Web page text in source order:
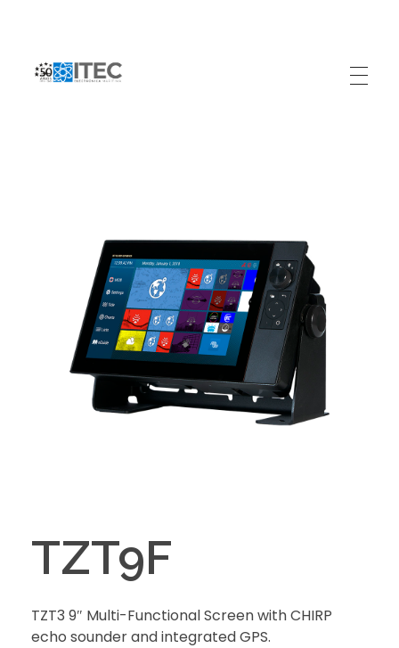
TZT9F
TZT3 9″ Multi-Functional Screen with CHIRP
echo sounder and integrated GPS.